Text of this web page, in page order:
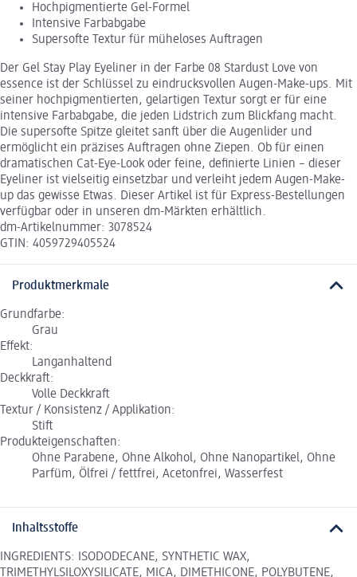
Hochpigmentierte Gel-Formel
Intensive Farbabgabe
Supersofte Textur für müheloses Auftragen
Der Gel Stay Play Eyeliner in der Farbe 08 Stardust Love von
essence ist der Schlüssel zu eindrucksvollen Augen-Make-ups. Mit
seiner hochpigmentierten, gelartigen Textur sorgt er für eine
intensive Farbabgabe, die jeden Lidstrich zum Blickfang macht.
Die supersofte Spitze gleitet sanft über die Augenlider und
ermöglicht ein präzises Auftragen ohne Ziepen. Ob für einen
dramatischen Cat-Eye-Look oder feine, definierte Linien – dieser
Eyeliner ist vielseitig einsetzbar und verleiht jedem Augen-Make-
up das gewisse Etwas. Dieser Artikel ist für Express-Bestellungen
verfügbar oder in unseren dm-Märkten erhältlich.
dm-Artikelnummer: 3078524
GTIN: 4059729405524
Produktmerkmale
Grundfarbe:
Grau
Effekt:
Langanhaltend
Deckkraft:
Volle Deckkraft
Textur / Konsistenz / Applikation:
Stift
Produkteigenschaften:
Ohne Parabene, Ohne Alkohol, Ohne Nanopartikel, Ohne
Parfüm, Ölfrei / fettfrei, Acetonfrei, Wasserfest
Inhaltsstoffe
INGREDIENTS: ISODODECANE, SYNTHETIC WAX,
TRIMETHYLSILOXYSILICATE, MICA, DIMETHICONE, POLYBUTENE,